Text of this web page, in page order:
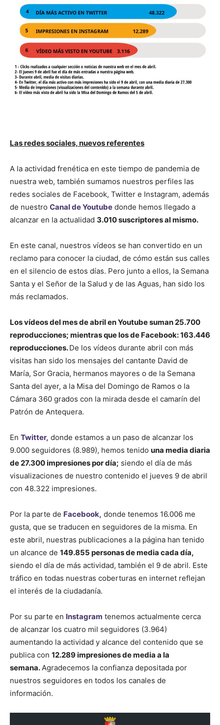
Las redes sociales, nuevos referentes
A la actividad frenética en este tiempo de pandemia de
nuestra web, también sumamos nuestros perfiles las
redes sociales de Facebook, Twitter e Instagram, además
de nuestro Canal de Youtube donde hemos llegado a
alcanzar en la actualidad 3.010 suscriptores al mismo.
En este canal, nuestros vídeos se han convertido en un
reclamo para conocer la ciudad, de cómo están sus calles
en el silencio de estos días. Pero junto a ellos, la Semana
Santa y el Señor de la Salud y de las Aguas, han sido los
más reclamados.
Los vídeos del mes de abril en Youtube suman 25.700
reproducciones; mientras que los de Facebook: 163.446
reproducciones.De los vídeos durante abril con más
visitas han sido los mensajes del cantante David de
María, Sor Gracia, hermanos mayores o de la Semana
Santa del ayer, a la Misa del Domingo de Ramos o la
Cámara 360 grados con la mirada desde el camarín del
Patrón de Antequera.
En Twitter, donde estamos a un paso de alcanzar los
9.000 seguidores (8.989), hemos tenido una media diaria
de 27.300 impresiones por día; siendo el día de más
visualizaciones de nuestro contenido el jueves 9 de abril
con 48.322 impresiones.
Por la parte de Facebook, donde tenemos 16.006 me
gusta, que se traducen en seguidores de la misma. En
este abril, nuestras publicaciones a la página han tenido
un alcance de 149.855 personas de media cada día,
siendo el día de más actividad, también el 9 de abril. Este
tráfico en todas nuestras coberturas en internet reflejan
el interés de la ciudadanía.
Por su parte en Instagram tenemos actualmente cerca
de alcanzar los cuatro mil seguidores (3.964)
aumentando la actividad y alcance del contenido que se
publica con 12.289 impresiones de media a la
semana.Agradecemos la confianza depositada por
nuestros seguidores en todos los canales de
información.